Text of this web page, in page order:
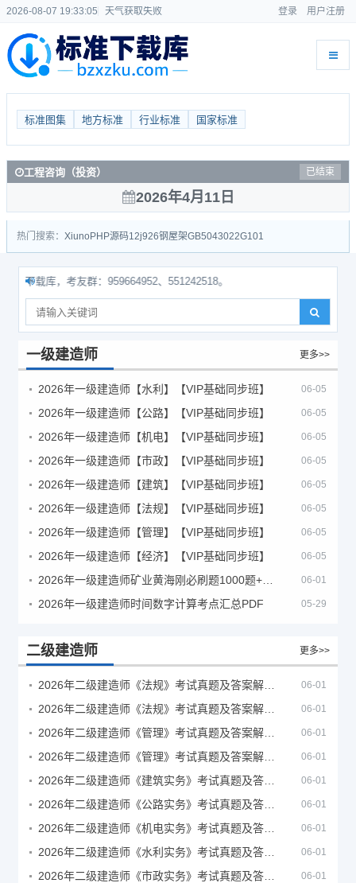
2026-08-07 19:33:06 天气获取失败 登录 用户注册
标准图集 地方标准 行业标准 国家标准
工程咨询（投资） 已结束
2026年4月11日
热门搜索： Xiuno PHP源码12j926钢屋架GB5043022G101
载库，考友群：959664952、551242518。
一级建造师 更多>>
2026年一级建造师【水利】【VIP基础同步班】 06-05
2026年一级建造师【公路】【VIP基础同步班】 06-05
2026年一级建造师【机电】【VIP基础同步班】 06-05
2026年一级建造师【市政】【VIP基础同步班】 06-05
2026年一级建造师【建筑】【VIP基础同步班】 06-05
2026年一级建造师【法规】【VIP基础同步班】 06-05
2026年一级建造师【管理】【VIP基础同步班】 06-05
2026年一级建造师【经济】【VIP基础同步班】 06-05
06-01
2026年一级建造师时间数字计算考点汇总PDF 05-29
二级建造师 更多>>
06-01
06-01
06-01
06-01
06-01
06-01
06-01
06-01
06-01